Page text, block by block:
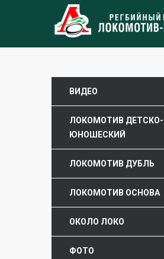
ВИДЕО
ЛОКОМОТИВ ДЕТСКО-
ЮНОШЕСКИЙ
ЛОКОМОТИВ ДУБЛЬ
ЛОКОМОТИВ ОСНОВА
ОКОЛО ЛОКО
ФОТО